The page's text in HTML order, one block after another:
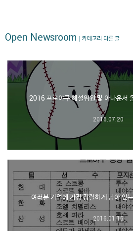
Open Newsroom | 카테고리 다른 글
2016 프로야구 해설위원 및 아나운서
2016.07.20
여러분 기억에 가장 강렬하게 남아 있
2016.01.16